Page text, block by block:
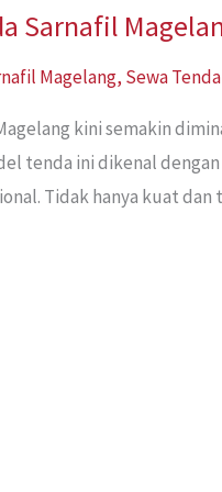
Sarnafil
Magelang, Sewa
kini semakin
tenda ini dikenal
Tidak hanya kuat